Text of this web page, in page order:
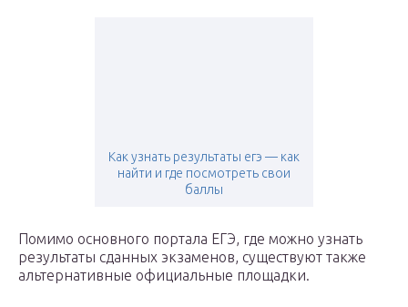
Как узнать результаты егэ — как
найти и где посмотреть свои
баллы
Помимо основного портала ЕГЭ, где можно узнать
результаты сданных экзаменов, существуют также
альтернативные официальные площадки.